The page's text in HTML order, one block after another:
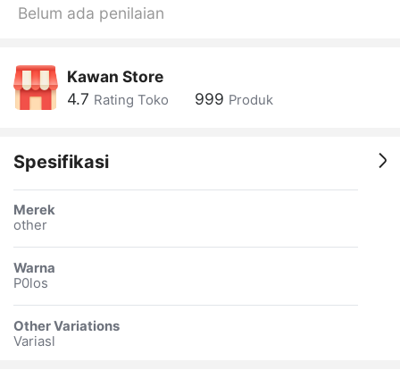
Belum ada penilaian
Kawan Store
4.7 Rating Toko 999 Produk
Spesifikasi
Merek
other
Warna
P0los
Other Variations
Variasl